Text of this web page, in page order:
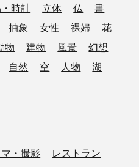
時計 立体 仏
書
抽象 女性 裸婦
花
物 建物 風景
幻想
自然 空 人物
湖
・撮影
レストラン